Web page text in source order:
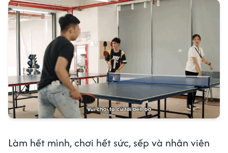
Làm hết mình, chơi hết sức, sếp và nhân viên